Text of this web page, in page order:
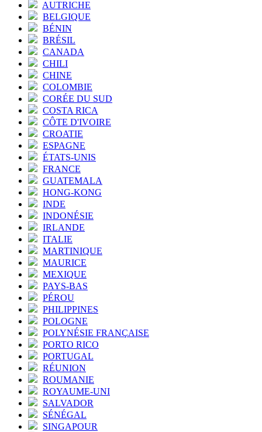
AUTRICHE
BELGIQUE
BÉNIN
BRÉSIL
CANADA
CHILI
CHINE
COLOMBIE
CORÉE DU SUD
COSTA RICA
CÔTE D'IVOIRE
CROATIE
ESPAGNE
ÉTATS-UNIS
FRANCE
GUATEMALA
HONG-KONG
INDE
INDONÉSIE
IRLANDE
ITALIE
MARTINIQUE
MAURICE
MEXIQUE
PAYS-BAS
PÉROU
PHILIPPINES
POLOGNE
POLYNÉSIE FRANÇAISE
PORTO RICO
PORTUGAL
RÉUNION
ROUMANIE
ROYAUME-UNI
SALVADOR
SÉNÉGAL
SINGAPOUR